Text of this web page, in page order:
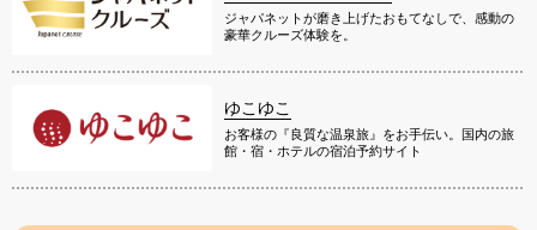
ジャパネットが磨き上げたおもてなしで、感動の
豪華クルーズ体験を。
ゆこゆこ
お客様の『良質な温泉旅』をお手伝い。国内の旅
館・宿・ホテルの宿泊予約サイト